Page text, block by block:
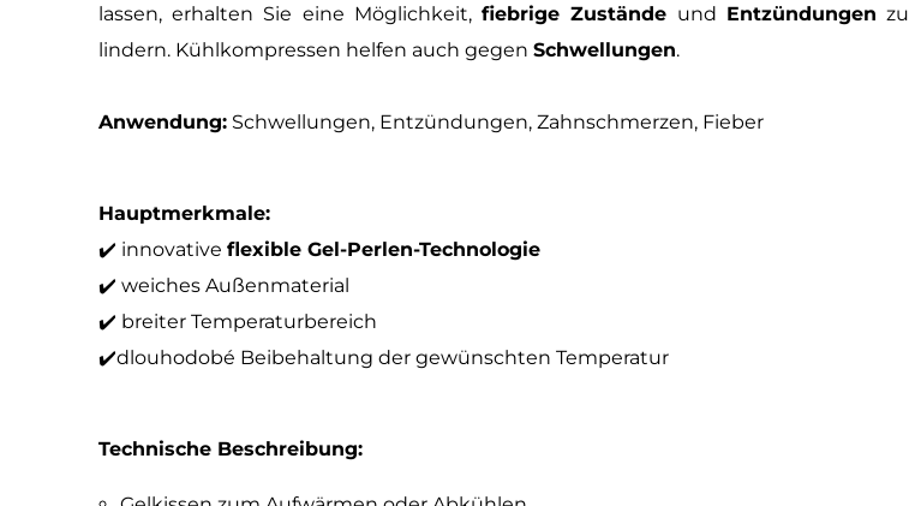
lassen, erhalten Sie eine Möglichkeit,fiebrige Zustände und Entzündungen zu
lindern. Kühlkompressen helfen auch gegen Schwellungen.
Anwendung: Schwellungen, Entzündungen, Zahnschmerzen, Fieber
Hauptmerkmale:
✔️ innovative flexible Gel-Perlen-Technologie
✔️ weiches Außenmaterial
✔️ breiter Temperaturbereich
✔️dlouhodobé Beibehaltung der gewünschten Temperatur
Technische Beschreibung: